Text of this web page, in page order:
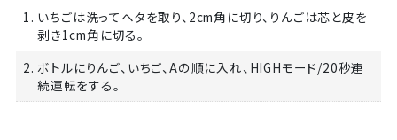
1. いちごは洗ってヘタを取り、2cm角に切り、りんごは芯と皮を
剥き1cm角に切る。
2. ボトルにりんご、いちご、Aの順に入れ、HIGHモード/20秒連
続運転をする。